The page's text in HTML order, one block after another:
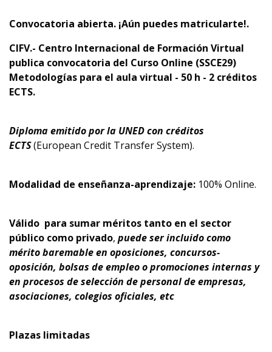
Convocatoria abierta. ¡Aún puedes matricularte!.
CIFV.- Centro Internacional de Formación Virtual
publica convocatoria del Curso Online (SSCE29)
Metodologías para el aula virtual - 50 h - 2 créditos
ECTS.
Diploma emitido por la UNED con créditos
ECTS(European Credit Transfer System).
Modalidad de enseñanza-aprendizaje: 100% Online.
Válido para sumar méritos tanto en el sector
público como privado, puede ser incluido como
mérito baremable en oposiciones, concursos-
oposición, bolsas de empleo o promociones internas y
en procesos de selección de personal de empresas,
asociaciones, colegios oficiales, etc
Plazas limitadas